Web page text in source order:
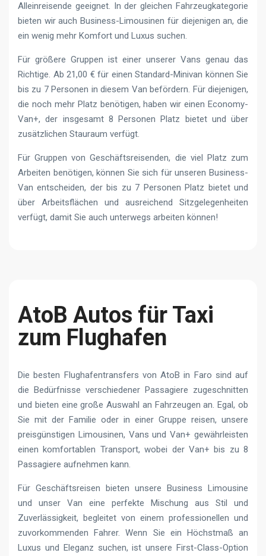
Alleinreisende geeignet. In der gleichen Fahrzeugkategorie
bieten wir auch Business-Limousinen für diejenigen an, die
ein wenig mehr Komfort und Luxus suchen.
Für größere Gruppen ist einer unserer Vans genau das
Richtige. Ab 21,00 € für einen Standard-Minivan können Sie
bis zu 7 Personen in diesem Van befördern. Für diejenigen,
die noch mehr Platz benötigen, haben wir einen Economy-
Van+, der insgesamt 8 Personen Platz bietet und über
zusätzlichen Stauraum verfügt.
Für Gruppen von Geschäftsreisenden, die viel Platz zum
Arbeiten benötigen, können Sie sich für unseren Business-
Van entscheiden, der bis zu 7 Personen Platz bietet und
über Arbeitsflächen und ausreichend Sitzgelegenheiten
verfügt, damit Sie auch unterwegs arbeiten können!
AtoB Autos für Taxi
zum Flughafen
Die besten Flughafentransfers von AtoB in Faro sind auf
die Bedürfnisse verschiedener Passagiere zugeschnitten
und bieten eine große Auswahl an Fahrzeugen an. Egal, ob
Sie mit der Familie oder in einer Gruppe reisen, unsere
preisgünstigen Limousinen, Vans und Van+ gewährleisten
einen komfortablen Transport, wobei der Van+ bis zu 8
Passagiere aufnehmen kann.
Für Geschäftsreisen bieten unsere Business Limousine
und unser Van eine perfekte Mischung aus Stil und
Zuverlässigkeit, begleitet von einem professionellen und
zuvorkommenden Fahrer. Wenn Sie ein Höchstmaß an
Luxus und Eleganz suchen, ist unsere First-Class-Option